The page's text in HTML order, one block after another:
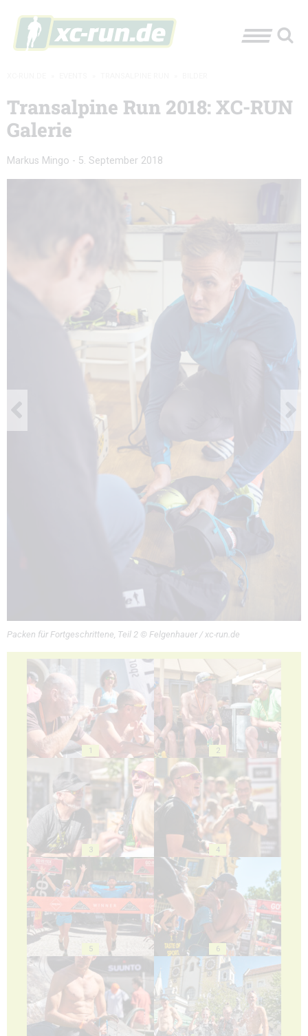
Transalpine Run 2018: XC-RUN
Galerie
Markus Mingo - 5. September 2018
Packen für Fortgeschrittene, Teil 2 © Felgenhauer / xc-run.de
1 2
3 4
5 6